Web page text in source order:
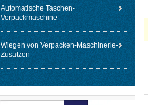
Automatische Taschen-
Verpackmaschine
Wiegen von Verpacken-Maschinerie-
Zusätzen